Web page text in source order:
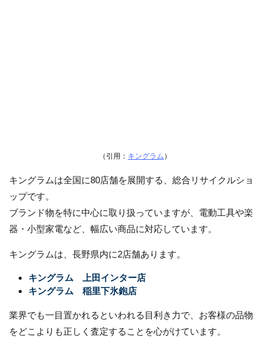
（引用： キングラム ）
キングラムは全国に80店舗を展開する、総合リサイクルショ
ップです。
ブランド物を特に中心に取り扱っていますが、電動工具や楽
器・小型家電など、幅広い商品に対応しています。
キングラムは、長野県内に2店舗あります。
キングラム 上田インター店
キングラム 稲里下氷鉋店
業界でも一目置かれるといわれる目利き力で、お客様の品物
をどこよりも正しく査定することを心がけています。